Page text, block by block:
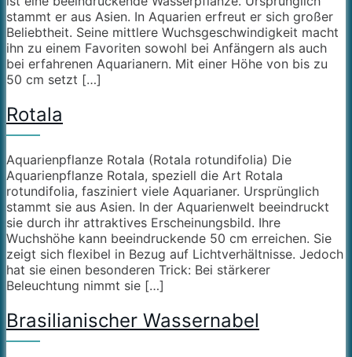
stammt er aus Asien. In Aquarien erfreut er sich großer
Beliebtheit. Seine mittlere Wuchsgeschwindigkeit macht
ihn zu einem Favoriten sowohl bei Anfängern als auch
bei erfahrenen Aquarianern. Mit einer Höhe von bis zu
50 cm setzt […]
Rotala
Aquarienpflanze Rotala (Rotala rotundifolia) Die
Aquarienpflanze Rotala, speziell die Art Rotala
rotundifolia, fasziniert viele Aquarianer. Ursprünglich
stammt sie aus Asien. In der Aquarienwelt beeindruckt
sie durch ihr attraktives Erscheinungsbild. Ihre
Wuchshöhe kann beeindruckende 50 cm erreichen. Sie
zeigt sich flexibel in Bezug auf Lichtverhältnisse. Jedoch
hat sie einen besonderen Trick: Bei stärkerer
Beleuchtung nimmt sie […]
Brasilianischer Wassernabel